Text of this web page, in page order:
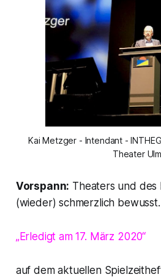
Kai Metzger - Intendant -
Theater Ulm
Vorspann: Theaters und des
(wieder) schmerzlich
„Erledigt am 17. März 2020“
auf dem aktuellen